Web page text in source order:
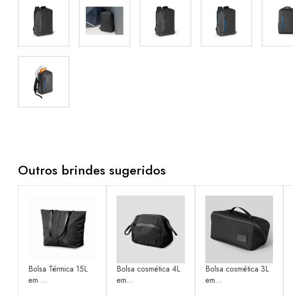
Outros brindes sugeridos
Bolsa Térmica 15L
em ...
Bolsa cosmética 4L
em...
Bolsa cosmética 3L
em...